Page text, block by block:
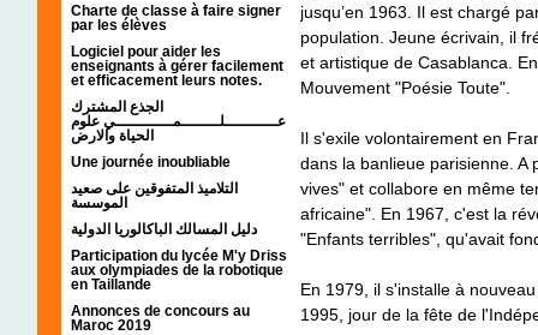
Charte de classe à faire signer
par les élèves
Logiciel pour aider les
enseignants à gérer facilement
et efficacement leurs notes.
الجذع المشترك
عـــــــــــلــــــــمــــــــــــي علوم
الحياة والارض
Une journée inoubliable
التلاميذ المتفوقين على صعيد
الموسسة
دليل المسالك الباكالوريا الدولية
Participation du lycée M'y Driss
aux olympiades de la robotique
en Taillande
Annonces de concours au
Maroc 2019
jusqu’en 1963. Il est chargé
population. Jeune écrivain, il
et artistique de Casablanca.
Mouvement "Poésie Toute".
Il s'exile volontairement en
dans la banlieue parisienne. A
vives" et collabore en même
africaine". En 1967, c'est la
"Enfants terribles", qu'avait
En 1979, il s'installe à
1995, jour de la fête de